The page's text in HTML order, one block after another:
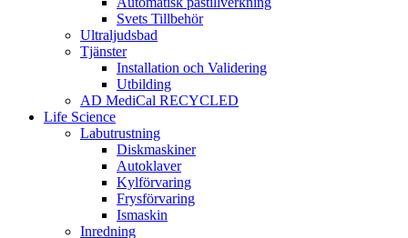
Svets Tillbehör
Ultraljudsbad
Tjänster
Installation och Validering
Utbilding
AD MediCal RECYCLED
Life Science
Labutrustning
Diskmaskiner
Autoklaver
Kylförvaring
Frysförvaring
Ismaskin
Inredning